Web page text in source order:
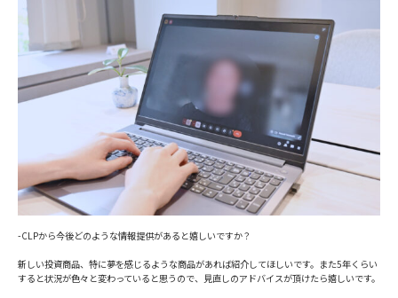
-CLPから今後どのような情報提供があると嬉しいですか？
新しい投資商品、特に夢を感じるような商品があれば紹介してほしいです。また5年くらい
すると状況が色々と変わっていると思うので、見直しのアドバイスが頂けたら嬉しいです。